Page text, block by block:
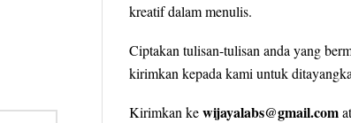
kreatif dalam menulis.
Ciptakan tulisan-tulisan anda yang
kirimkan kepada kami untuk
Kirimkan kewijayalabs@gmail.com